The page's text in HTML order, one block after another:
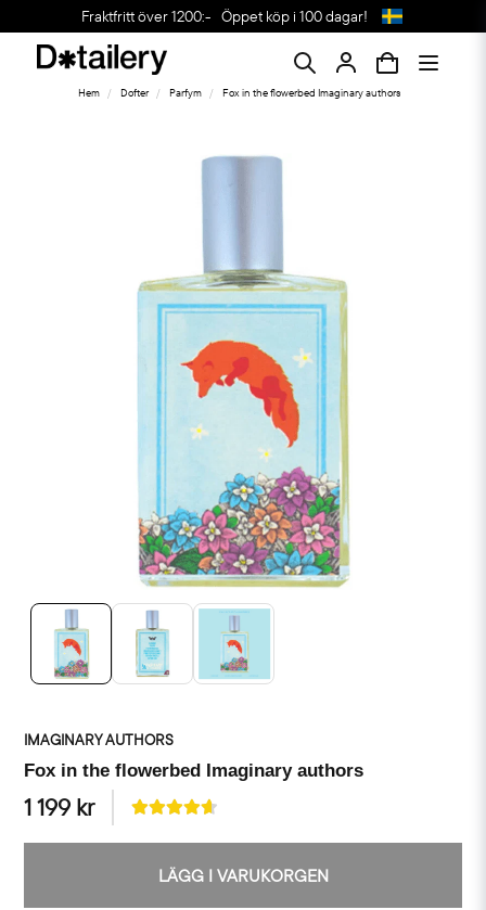
Fraktfritt över 1200:- Öppet köp i 100 dagar!
Hem Dofter Parfym Fox in the flowerbed Imaginary authors
IMAGINARY AUTHORS
Fox in the flowerbed Imaginary authors
1 199 kr
LÄGG I VARUKORGEN